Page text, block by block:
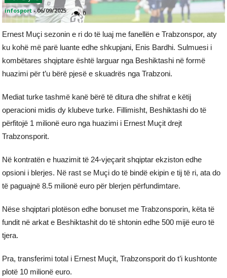
infosport -06/09/2025 0
Ernest Muçi sezonin e ri do të luaj me fanellën e Trabzonspor, aty
ku kohë më parë luante edhe shkupjani, Enis Bardhi. Sulmuesi i
kombëtares shqiptare është larguar nga Beshiktashi në formë
huazimi për t’u bërë pjesë e skuadrës nga Trabzoni.
Mediat turke tashmë kanë bërë të ditura dhe shifrat e këtij
operacioni midis dy klubeve turke. Fillimisht, Beshiktashi do të
përfitojë 1 milionë euro nga huazimi i Ernest Muçit drejt
Trabzonsporit.
Në kontratën e huazimit të 24-vjeçarit shqiptar ekziston edhe
opsioni i blerjes. Në rast se Muçi do të bindë ekipin e tij të ri, ata do
të paguajnë 8.5 milionë euro për blerjen përfundimtare.
Nëse shqiptari plotëson edhe bonuset me Trabzonsporin, këta të
fundit në arkat e Beshiktashit do të shtonin edhe 500 mijë euro të
tjera.
Pra, transferimi total i Ernest Muçit, Trabzonsporit do t’i kushtonte
plotë 10 milionë euro.